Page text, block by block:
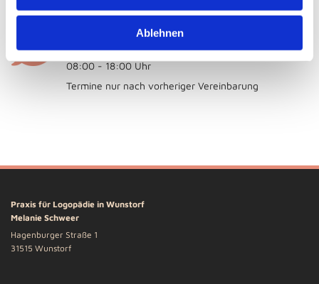
Ablehnen
Montag - Freitag
08:00 - 18:00 Uhr
Termine nur nach vorheriger Vereinbarung
Praxis für Logopädie in Wunstorf
Melanie Schweer
Hagenburger Straße 1
31515 Wunstorf